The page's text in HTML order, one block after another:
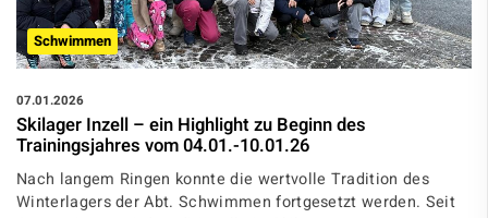
Schwimmen
07.01.2026
Skilager Inzell – ein Highlight zu Beginn des
Trainingsjahres vom 04.01.-10.01.26
Nach langem Ringen konnte die wertvolle Tradition des
Winterlagers der Abt. Schwimmen fortgesetzt werden. Seit